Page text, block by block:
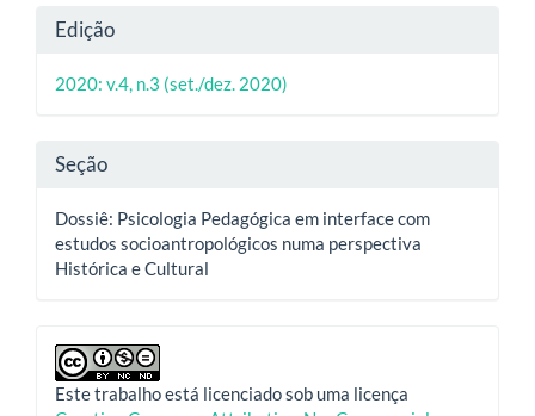
Detalhes
do
artigo
Edição
2020: v.4, n.3 (set./dez. 2020)
Seção
Dossiê: Psicologia Pedagógica em interface com
estudos socioantropológicos numa perspectiva
Histórica e Cultural
Este trabalho está licenciado sob uma licença